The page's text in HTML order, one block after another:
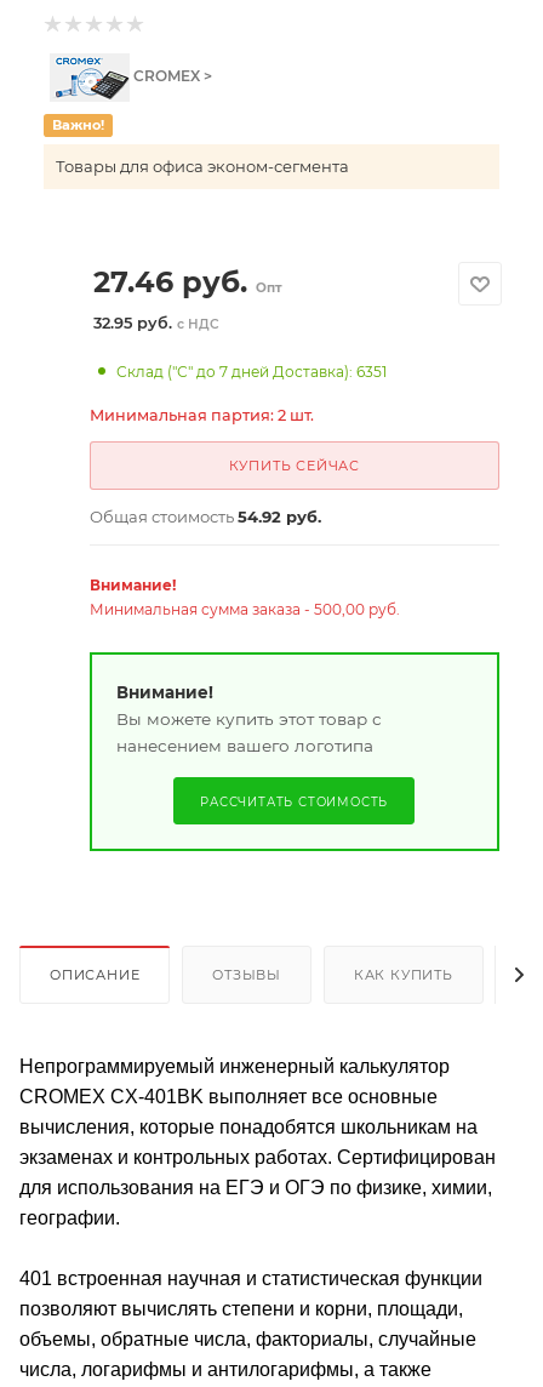
CROMEX >
Важно!
Товары для офиса эконом-сегмента
27.46руб. Опт
32.95 руб. с НДС
Склад ("С" до 7 дней Доставка): 6351
Минимальная партия: 2 шт.
КУПИТЬ СЕЙЧАС
Общая стоимость54.92 руб.
Внимание!
Минимальная сумма заказа - 500,00 руб.
Внимание!
Вы можете купить этот товар с
нанесением вашего логотипа
РАССЧИТАТЬ СТОИМОСТЬ
ОПИСАНИЕ ОТЗЫВЫ КАК КУПИТЬ
Непрограммируемый инженерный калькулятор
CROMEX СX-401BK выполняет все основные
вычисления, которые понадобятся школьникам на
экзаменах и контрольных работах. Сертифицирован
для использования на ЕГЭ и ОГЭ по физике, химии,
географии.
401 встроенная научная и статистическая функции
позволяют вычислять степени и корни, площади,
объемы, обратные числа, факториалы, случайные
числа, логарифмы и антилогарифмы, а также